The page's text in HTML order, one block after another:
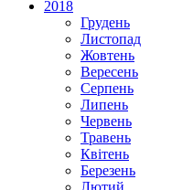
2018
Грудень
Листопад
Жовтень
Вересень
Серпень
Липень
Червень
Травень
Квітень
Березень
Лютий